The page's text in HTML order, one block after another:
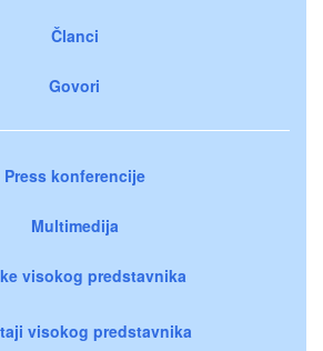
Članci
Govori
Press konferencije
Multimedija
visokog predstavnika
visokog predstavnika